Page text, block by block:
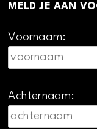
MELD JE AAN
Voornaam:
Achternaam: